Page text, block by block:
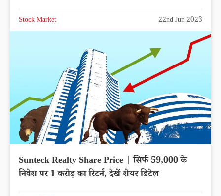
Stock Market 22nd Jun 2023
Sunteck Realty Share Price | सिर्फ 59,000 के
निवेश पर 1 करोड़ का रिटर्न, देखें शेयर डिटेल